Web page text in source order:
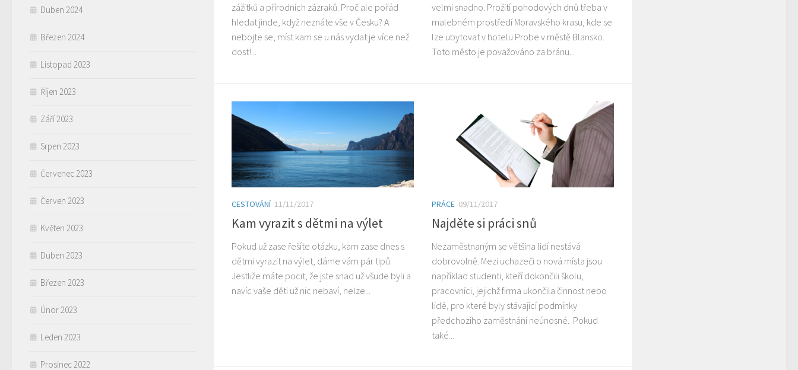
zážitků a přírodních zázraků. Proč ale pořád
hledat jinde, když neznáte vše v Česku? A
nebojte se, míst kam se u nás vydat je více než
dost!...
velmi snadno. Prožití pohodových dnů třeba v
malebném prostředí Moravského krasu, kde se
lze ubytovat v hotelu Probe v městě Blansko.
Toto město je považováno za bránu...
CESTOVÁNÍ 11/11/2017
Kam vyrazit s dětmi na výlet
Pokud už zase řešíte otázku, kam zase dnes s
dětmi vyrazit na výlet, dáme vám pár tipů.
Jestliže máte pocit, že jste snad už všude byli a
navíc vaše děti už nic nebaví, nelze...
PRÁCE 09/11/2017
Najděte si práci snů
Nezaměstnaným se většina lidí nestává
dobrovolně. Mezi uchazeči o nová místa jsou
například studenti, kteří dokončili školu,
pracovníci, jejichž firma ukončila činnost nebo
lidé, pro které byly stávající podmínky
předchozího zaměstnání neúnosné. Pokud
také...
Duben 2024
Březen 2024
Listopad 2023
Říjen 2023
Září 2023
Srpen 2023
Červenec 2023
Červen 2023
Květen 2023
Duben 2023
Březen 2023
Únor 2023
Leden 2023
Prosinec 2022